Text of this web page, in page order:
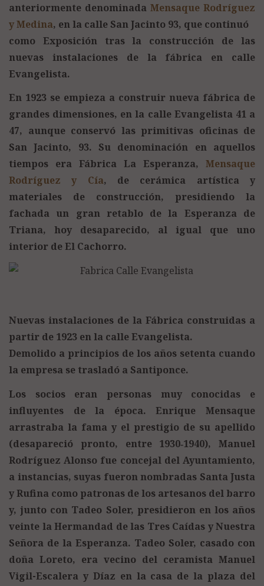
anteriormente denominada Mensaque Rodríguez
y Medina, en la calle San Jacinto 93, que continuó
como Exposición tras la construcción de las
nuevas instalaciones de la fábrica en calle
Evangelista.
En 1923 se empieza a construir nueva fábrica de
grandes dimensiones, en la calle Evangelista 41 a
47, aunque conservó las primitivas oficinas de
San Jacinto, 93. Su denominación en aquellos
tiempos era Fábrica La Esperanza, Mensaque
Rodríguez y Cía, de cerámica artística y
materiales de construcción, presidiendo la
fachada un gran retablo de la Esperanza de
Triana, hoy desaparecido, al igual que uno
interior de El Cachorro.
Nuevas instalaciones de la Fábrica construidas a
partir de 1923 en la calle Evangelista.
Demolido a principios de los años setenta cuando
la empresa se trasladó a Santiponce.
Los socios eran personas muy conocidas e
influyentes de la época. Enrique Mensaque
arrastraba la fama y el prestigio de su apellido
(desapareció pronto, entre 1930‑1940), Manuel
Rodríguez Alonso fue concejal del Ayuntamiento,
a instancias, suyas fueron nombradas Santa Justa
y Rufina como patronas de los artesanos del barro
y, junto con Tadeo Soler, presidieron en los años
veinte la Hermandad de las Tres Caídas y Nuestra
Señora de la Esperanza. Tadeo Soler, casado con
doña Loreto, era vecino del ceramista Manuel
Vigil-Escalera y Díaz en la casa de la plaza del